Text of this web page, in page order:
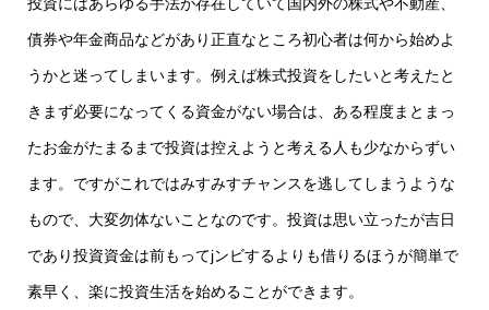
債券や年金商品などがあり正直なところ初心者は何から始めよ
うかと迷ってしまいます。例えば株式投資をしたいと考えたと
きまず必要になってくる資金がない場合は、ある程度まとまっ
たお金がたまるまで投資は控えようと考える人も少なからずい
ます。ですがこれではみすみすチャンスを逃してしまうような
もので、大変勿体ないことなのです。投資は思い立ったが吉日
であり投資資金は前もってjンビするよりも借りるほうが簡単で
素早く、楽に投資生活を始めることができます。